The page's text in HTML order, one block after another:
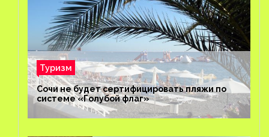
Туризм
Сочи не будет сертифицировать пляжи по
системе «Голубой флаг»